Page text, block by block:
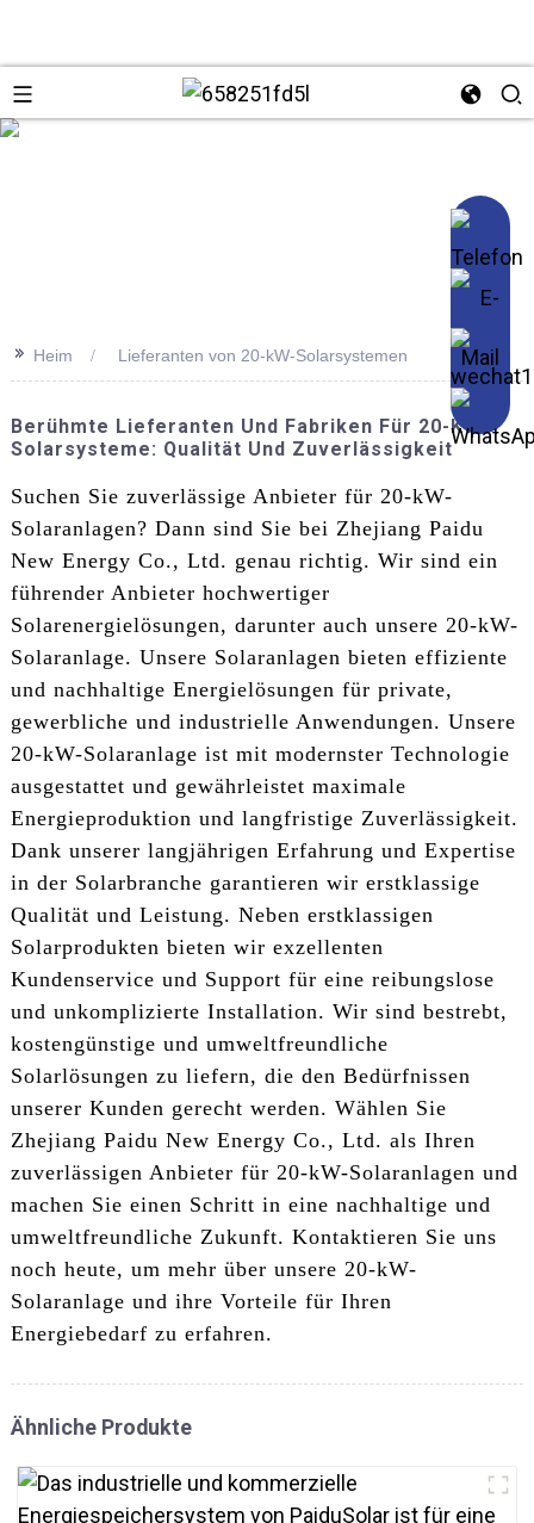
>> Heim Lieferanten von 20-kW-Solarsystemen
Berühmte Lieferanten Und Fabriken Für 20-KW-
Solarsysteme: Qualität Und Zuverlässigkeit
Suchen Sie zuverlässige Anbieter für 20-kW-
Solaranlagen? Dann sind Sie bei Zhejiang Paidu
New Energy Co., Ltd. genau richtig. Wir sind ein
führender Anbieter hochwertiger
Solarenergielösungen, darunter auch unsere 20-kW-
Solaranlage. Unsere Solaranlagen bieten effiziente
und nachhaltige Energielösungen für private,
gewerbliche und industrielle Anwendungen. Unsere
20-kW-Solaranlage ist mit modernster Technologie
ausgestattet und gewährleistet maximale
Energieproduktion und langfristige Zuverlässigkeit.
Dank unserer langjährigen Erfahrung und Expertise
in der Solarbranche garantieren wir erstklassige
Qualität und Leistung. Neben erstklassigen
Solarprodukten bieten wir exzellenten
Kundenservice und Support für eine reibungslose
und unkomplizierte Installation. Wir sind bestrebt,
kostengünstige und umweltfreundliche
Solarlösungen zu liefern, die den Bedürfnissen
unserer Kunden gerecht werden. Wählen Sie
Zhejiang Paidu New Energy Co., Ltd. als Ihren
zuverlässigen Anbieter für 20-kW-Solaranlagen und
machen Sie einen Schritt in eine nachhaltige und
umweltfreundliche Zukunft. Kontaktieren Sie uns
noch heute, um mehr über unsere 20-kW-
Solaranlage und ihre Vorteile für Ihren
Energiebedarf zu erfahren.
Ähnliche Produkte